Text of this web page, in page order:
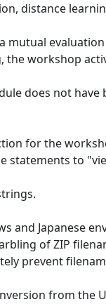
distance
mutual
the workshop
does not
for the
statements to
and Japanese
of ZIP
prevent
from the